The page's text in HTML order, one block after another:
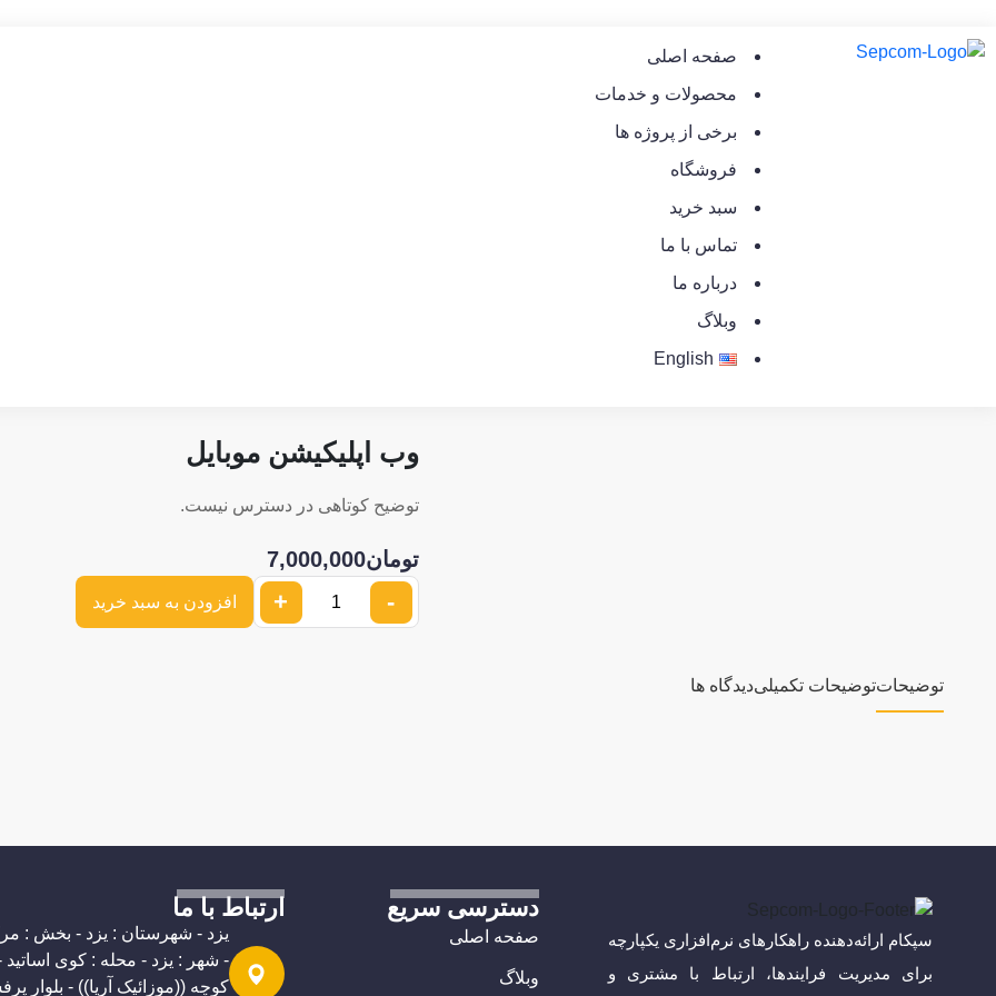
صفحه اصلی
محصولات و خدمات
برخی از پروژه ها
فروشگاه
سبد خرید
تماس با ما
درباره ما
وبلاگ
English
وب اپلیکیشن موبایل
توضیح کوتاهی در دسترس نیست.
تومان7,000,000
-
+ افزودن به سبد خرید
توضیحاتتوضیحات تکمیلیدیدگاه ها
سپکام ارائه‌دهنده راهکارهای نرم‌افزاری یکپارچه
برای مدیریت فرایندها، ارتباط با مشتری و
دسترسی سریع
صفحه اصلی
وبلاگ
ارتباط با ما
یزد - شهرستان : یزد - بخش :
- شهر : یزد - محله : کوی اساتید
کوچه ((موزائیک آریا)) - بلوار